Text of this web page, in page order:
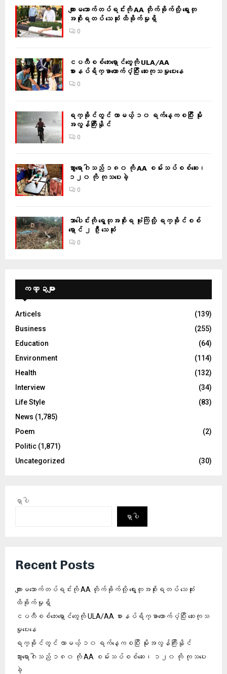
ကျားမသောက်တပ်ရင်းကို AA တိုက်ခိုက်လို့ ရွေးတု
အစိုးရတပ် သေဆုံး ထိခိုက်မှုရှိ
0
ငပလီစစ်ဘေးရှောင်တွေကို ULA/AA
စားနပ်ရိက္ခာထောက်ပံ့ပြီး ဆေးကုသမှုပေးနေ
0
ရက္ခိုင်တွင် လာမယ့် ၁၀ ရက်နေ့ကစပြီး မိုး
အလွန်ကြီးနိုင်
0
သွားရောဂါသည် ၁၈၀ ကို AA စမ်းသပ်စစ်ဆေး၊
၁၂၀ ကို ကုသပေးခဲ့
0
သာပေါင်းကို ရွေတုအစိုးရ ဗုံးကြဲလို့ ရက္ခိုင်စစ်
ရှောင် ၂ ဦး သေဆုံး
0
ကဏ္ဍများ
Articels
(139)
Business
(255)
Education
(64)
Environment
(114)
Health
(132)
Interview
(34)
Life Style
(83)
News (1,785)
Poem
(2)
Politic (1,871)
Uncategorized
(30)
ရှာပါ
ရှာပါ
Recent Posts
ကျားမသောက်တပ်ရင်းကို AA တိုက်ခိုက်လို့ ရွေးတုအစိုးရတပ် သေဆုံး
ထိခိုက်မှုရှိ
ငပလီစစ်ဘေးရှောင်တွေကို ULA/AA စားနပ်ရိက္ခာထောက်ပံ့ပြီး ဆေးကုသ
မှုပေးနေ
ရက္ခိုင်တွင် လာမယ့် ၁၀ ရက်နေ့ကစပြီး မိုးအလွန်ကြီးနိုင်
သွားရောဂါသည် ၁၈၀ ကို AA စမ်းသပ်စစ်ဆေး၊ ၁၂၀ ကို ကုသပေး
ခဲ့